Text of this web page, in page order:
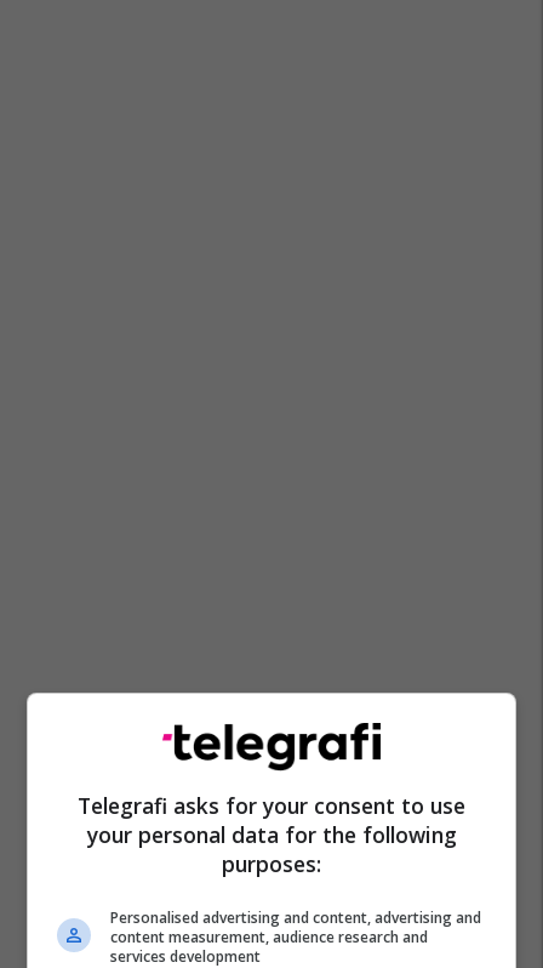
Telegrafi asks for your consent to use
your personal data for the following
purposes:
Personalised advertising and content, advertising and
content measurement, audience research and
services development